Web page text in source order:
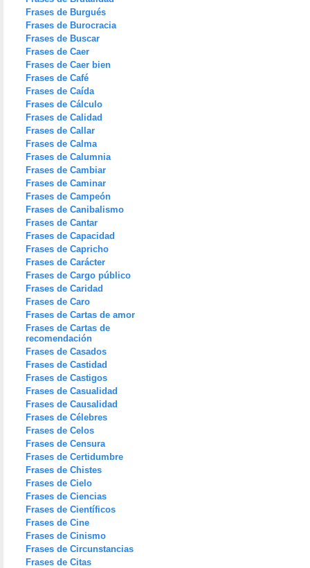
Frases de Burgués
Frases de Burocracia
Frases de Buscar
Frases de Caer
Frases de Caer bien
Frases de Café
Frases de Caída
Frases de Cálculo
Frases de Calidad
Frases de Callar
Frases de Calma
Frases de Calumnia
Frases de Cambiar
Frases de Caminar
Frases de Campeón
Frases de Canibalismo
Frases de Cantar
Frases de Capacidad
Frases de Capricho
Frases de Carácter
Frases de Cargo público
Frases de Caridad
Frases de Caro
Frases de Cartas de amor
Frases de Cartas de
recomendación
Frases de Casados
Frases de Castidad
Frases de Castigos
Frases de Casualidad
Frases de Causalidad
Frases de Célebres
Frases de Celos
Frases de Censura
Frases de Certidumbre
Frases de Chistes
Frases de Cielo
Frases de Ciencias
Frases de Científicos
Frases de Cine
Frases de Cinismo
Frases de Circunstancias
Frases de Citas